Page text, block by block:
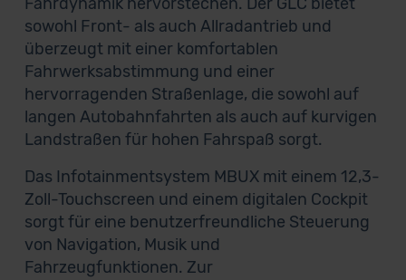
sowohl Front- als auch Allradantrieb und
überzeugt mit einer komfortablen
Fahrwerksabstimmung und einer
hervorragenden Straßenlage, die sowohl auf
langen Autobahnfahrten als auch auf kurvigen
Landstraßen für hohen Fahrspaß sorgt.
Das Infotainmentsystem MBUX mit einem 12,3-
Zoll-Touchscreen und einem digitalen Cockpit
sorgt für eine benutzerfreundliche Steuerung
von Navigation, Musik und
Fahrzeugfunktionen. Zur